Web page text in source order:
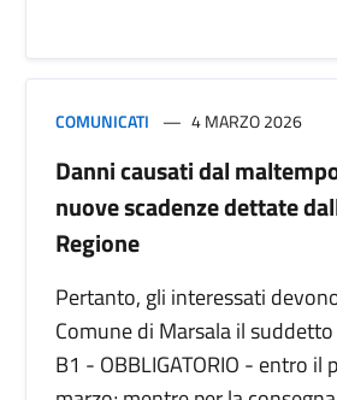
COMUNICATI 4 MARZO 2026
Danni causati dal
nuove scadenze dettate
Regione
Pertanto, gli interessati
Comune di Marsala il
B1 - OBBLIGATORIO - entro il